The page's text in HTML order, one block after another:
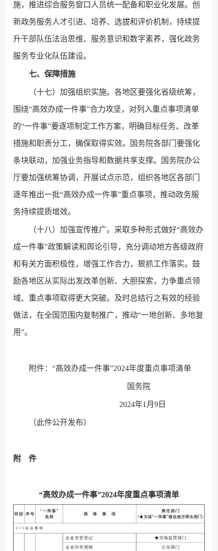
施，推进综合服务窗口人员统一配备和职业化发展。创
新政务服务人才引进、培养、选拔和评价机制，持续提
升干部队伍法治思维、服务意识和数字素养，强化政务
服务专业化队伍建设。
七、保障措施
（十七）加强组织实施。各地区要强化省级统筹，
围绕“高效办成一件事”合力攻坚，对列入重点事项清单
的“一件事”要逐项制定工作方案，明确目标任务、改革
措施和职责分工，确保取得实效。国务院各部门要强化
条块联动，加强业务指导和数据共享支撑。国务院办公
厅要加强统筹协调，开展试点示范，组织各地区各部门
逐年推出一批“高效办成一件事”重点事项，推动政务服
务持续提质增效。
（十八）加强宣传推广。采取多种形式做好“高效办
成一件事”政策解读和舆论引导，充分调动地方各级政府
和有关方面积极性，增强工作合力，狠抓工作落实。鼓
励各地区从实际出发改革创新、大胆探索，力争重点领
域、重点事项取得更大突破。及时总结行之有效的经验
做法，在全国范围内复制推广，推动“一地创新、多地复
用”。
附件：“高效办成一件事”2024年度重点事项清单
国务院
2024年1月9日
（此件公开发布）
附 件
“高效办成一件事”2024年度重点事项清单